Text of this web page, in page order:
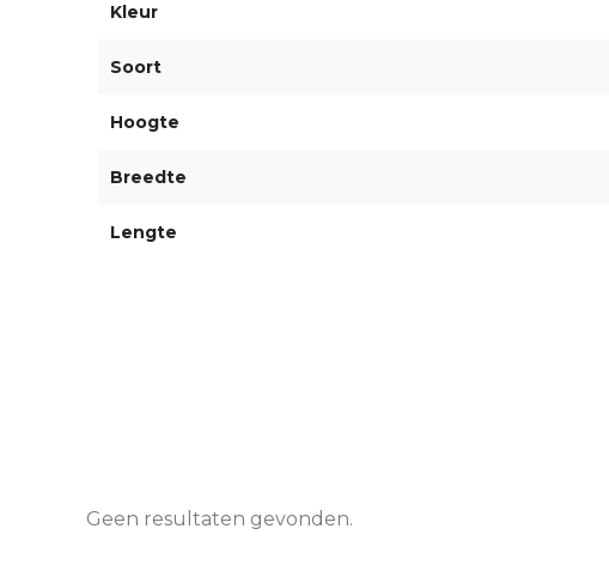
Kleur
Soort
Hoogte
Breedte
Lengte
Geen resultaten gevonden.